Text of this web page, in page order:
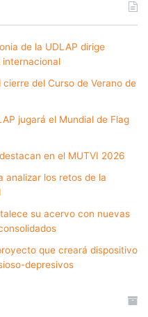
de la UDLAP dirige
internacional
del Curso de Verano de
jugará el Mundial de Flag
en el MUTVI 2026
analizar los retos de la
su acervo con nuevas
que creará dispositivo
depresivos